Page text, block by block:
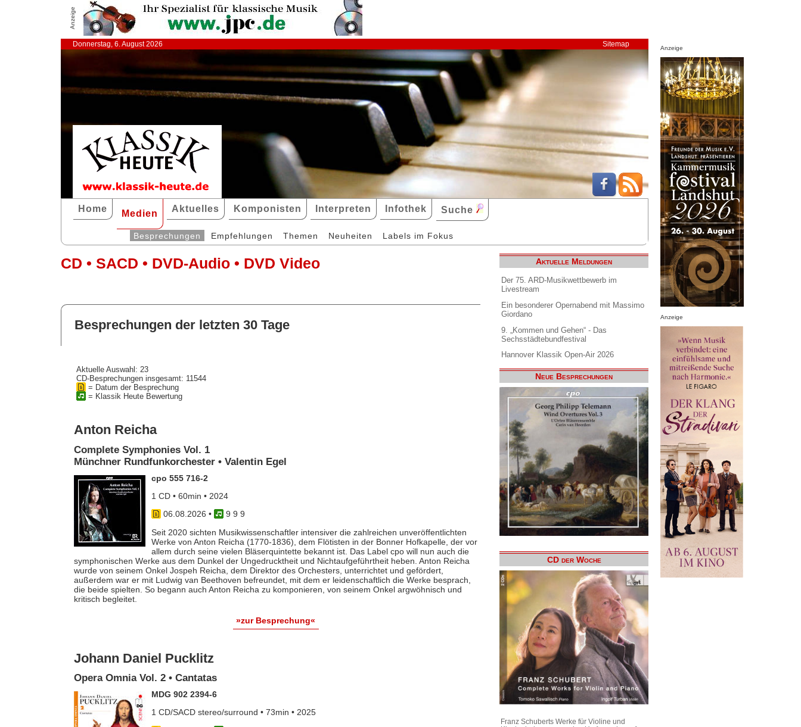
Anzeige
Donnerstag, 6. August 2026 Sitemap
Home Medien Aktuelles Komponisten Interpreten Infothek Suche
Besprechungen Empfehlungen Themen Neuheiten Labels im Fokus
CD • SACD • DVD-Audio • DVD Video
Besprechungen der letzten 30 Tage
Aktuelle Auswahl: 23
CD-Besprechungen insgesamt: 11544
= Datum der Besprechung
= Klassik Heute Bewertung
Anton Reicha
Complete Symphonies Vol. 1
Münchner Rundfunkorchester • Valentin Egel
cpo 555 716-2
1 CD • 60min • 2024
06.08.2026 •
9 9 9
Seit 2020 sichten Musikwissenschaftler intensiver die zahlreichen unveröffentlichten
Werke von Anton Reicha (1770-1836), dem Flötisten in der Bonner Hofkapelle, der vor
allem durch seine vielen Bläserquintette bekannt ist. Das Label cpo will nun auch die
symphonischen Werke aus dem Dunkel der Ungedrucktheit und Nichtaufgeführtheit heben. Anton Reicha
wurde von seinem Onkel Jospeh Reicha, dem Direktor des Orchesters, unterrichtet und gefördert,
außerdem war er mit Ludwig van Beethoven befreundet, mit dem er leidenschaftlich die Werke besprach,
die beide spielten. So begann auch Anton Reicha zu komponieren, von seinem Onkel argwöhnisch und
kritisch begleitet.
»zur Besprechung«
Johann Daniel Pucklitz
Opera Omnia Vol. 2 • Cantatas
MDG 902 2394-6
1 CD/SACD stereo/surround • 73min • 2025
Aktuelle Meldungen
Der 75. ARD-Musikwettbewerb im
Livestream
Ein besonderer Opernabend mit Massimo
Giordano
9. „Kommen und Gehen“ - Das
Sechsstädtebundfestival
Hannover Klassik Open-Air 2026
Neue Besprechungen
CD der Woche
Franz Schuberts Werke für Violine und
Anzeige
Anzeige